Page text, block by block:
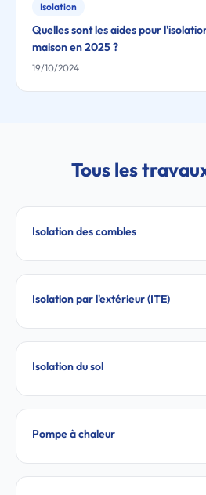
Isolation
Quelles sont les aides pour
maison en 2025 ?
19/10/2024
Tous les
Isolation des combles
Isolation par l'extérieur (ITE)
Isolation du sol
Pompe à chaleur